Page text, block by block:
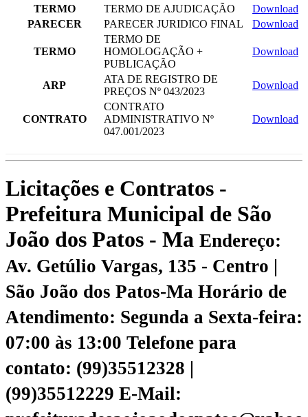
TERMO TERMO DE AJUDICAÇÃO
Download
PARECER
PARECER JURIDICO FINAL Download
TERMO
TERMO DE
HOMOLOGAÇÃO +
PUBLICAÇÃO
Download
ARP
ATA DE REGISTRO DE
PREÇOS Nº 043/2023
Download
CONTRATO
CONTRATO
ADMINISTRATIVO Nº
047.001/2023
Download
Licitações e Contratos -
Prefeitura Municipal de São
João dos Patos - Ma Endereço:
Av. Getúlio Vargas, 135 - Centro |
São João dos Patos-Ma Horário de
Atendimento: Segunda a Sexta-feira:
07:00 às 13:00 Telefone para
contato: (99)35512328 |
(99)35512229 E-Mail: